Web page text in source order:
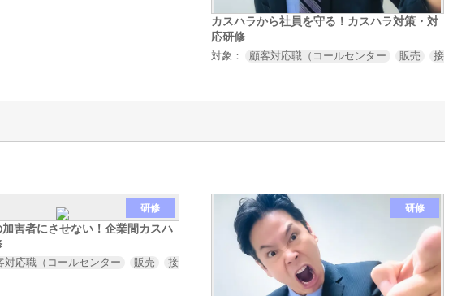
カスハラから社員を守る！カスハラ対策・対
応研修
対象： 顧客対応職（コールセンター 販売 接
研修
害者にさせない！企業間カスハ
対応職（コールセンター 販売 接客 サービス業など） 取引先対応職（営業 購買
研修